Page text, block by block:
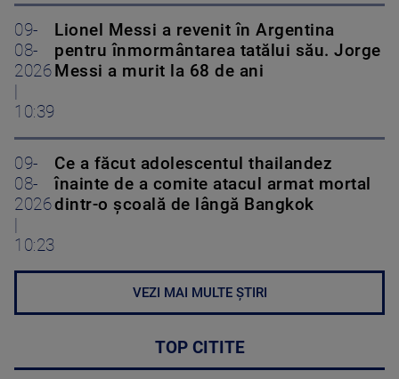
09-
08-
2026
10:39
Lionel Messi a revenit în Argentina
pentru înmormântarea tatălui său. Jorge
Messi a murit la 68 de ani
09-
08-
2026
10:23
Ce a făcut adolescentul thailandez
înainte de a comite atacul armat mortal
dintr-o școală de lângă Bangkok
VEZI MAI MULTE ȘTIRI
TOP CITITE